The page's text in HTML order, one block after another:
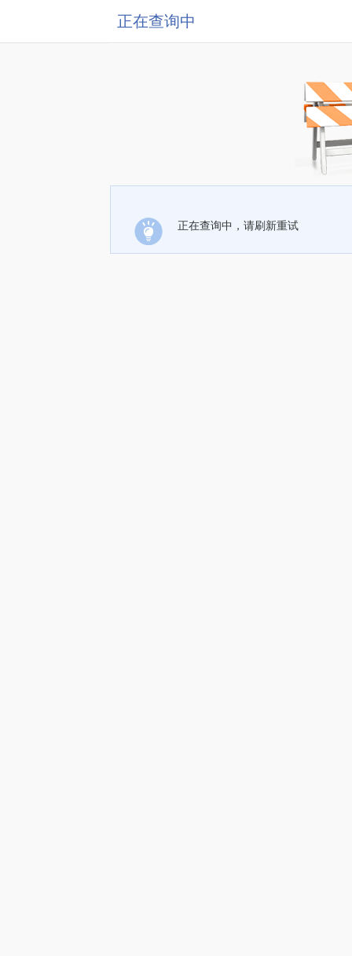
正在查询中
正在查询中，请刷新重试